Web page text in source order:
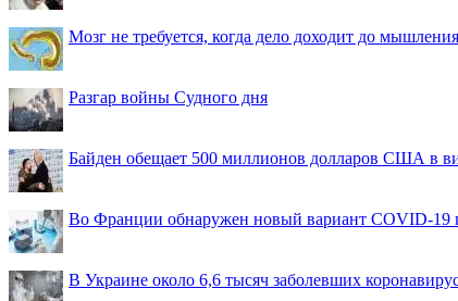
Мозг не требуется, когда дело доходит до
Разгар войны Судного дня
Байден обещает 500 миллионов долларов США в
Во Франции обнаружен новый вариант COVID-19
В Украине около 6,6 тысяч заболевших